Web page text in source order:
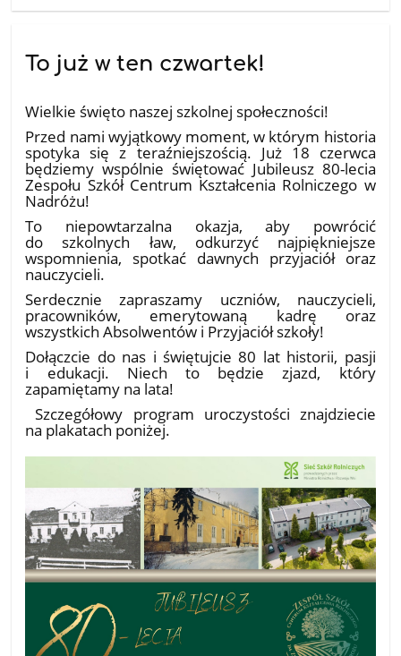
To już w ten czwartek!
Wielkie święto naszej szkolnej społeczności!
Przed nami wyjątkowy moment, w którym historia
spotyka się z teraźniejszością. Już 18 czerwca
będziemy wspólnie świętować Jubileusz 80-lecia
Zespołu Szkół Centrum Kształcenia Rolniczego w
Nadróżu!
​To niepowtarzalna okazja, aby powrócić
do szkolnych ław, odkurzyć najpiękniejsze
wspomnienia, spotkać dawnych przyjaciół oraz
nauczycieli.
​Serdecznie zapraszamy uczniów, nauczycieli,
pracowników, emerytowaną kadrę oraz
wszystkich Absolwentów i Przyjaciół szkoły!
​Dołączcie do nas i świętujcie 80 lat historii, pasji
i edukacji. Niech to będzie zjazd, który
zapamiętamy na lata!
​ Szczegółowy program uroczystości znajdziecie
na plakatach poniżej.